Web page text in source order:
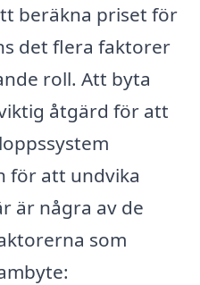
beräkna priset för
det flera faktorer
roll. Att byta
åtgärd för att
för att undvika
är några av de
som